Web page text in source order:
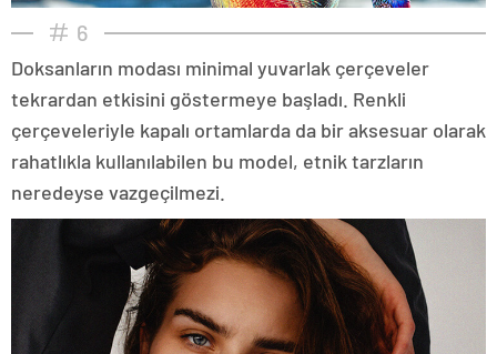
6
Doksanların modası minimal yuvarlak çerçeveler
tekrardan etkisini göstermeye başladı. Renkli
çerçeveleriyle kapalı ortamlarda da bir aksesuar olarak
rahatlıkla kullanılabilen bu model, etnik tarzların
neredeyse vazgeçilmezi.